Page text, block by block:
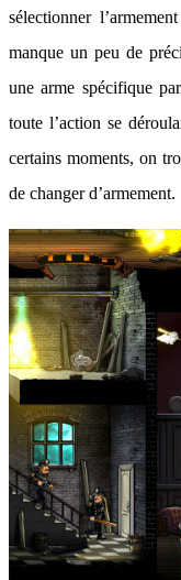
sélectionner
manque un peu de
une arme spécifique
toute l’action se
certains moments, on
de changer d’armement.